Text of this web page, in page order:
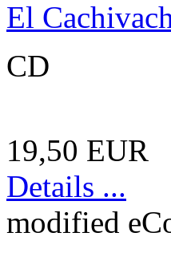
El
CD
19,50 EUR
Details ...
modified